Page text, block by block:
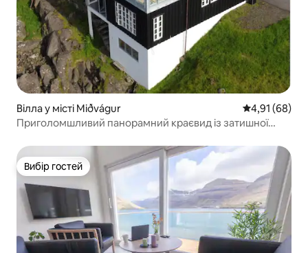
Вілла у місті Miðvágur Середня
4,91 (68)
Приголомшливий панорамний краєвид із затишної
Вибір гостей
Вибір гостей